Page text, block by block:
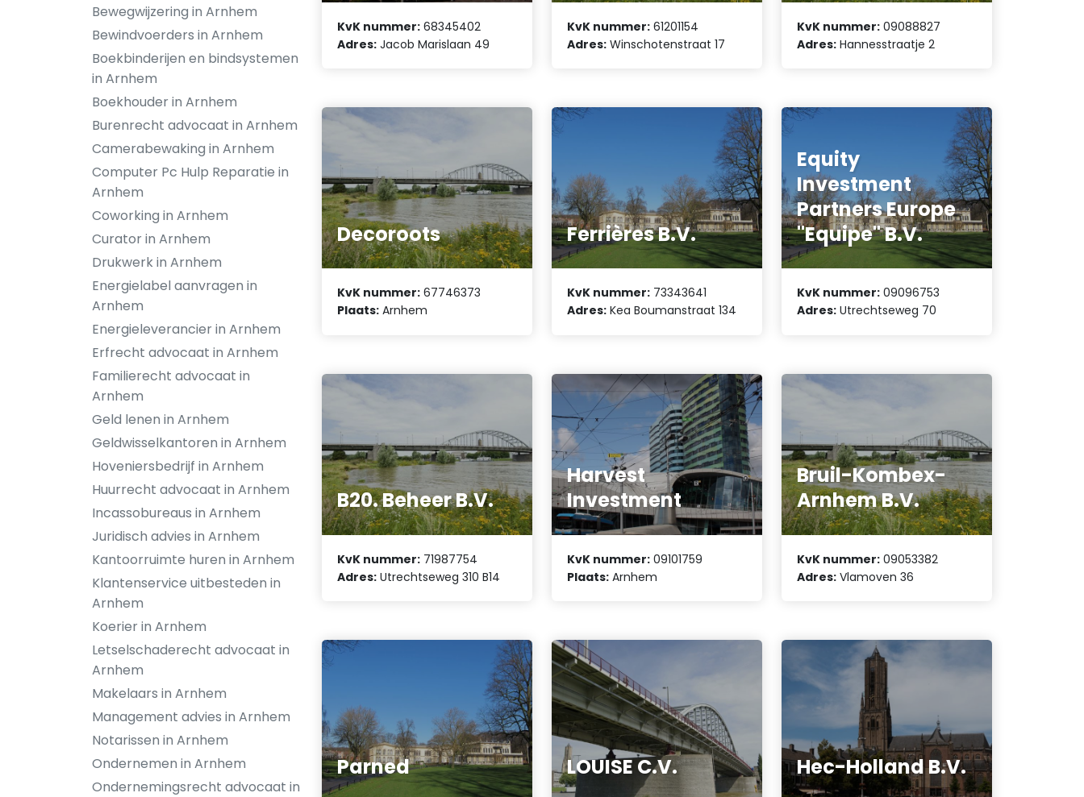
Bewegwijzering in Arnhem
Bewindvoerders in Arnhem
Boekbinderijen en bindsystemen
in Arnhem
Boekhouder in Arnhem
Burenrecht advocaat in Arnhem
Camerabewaking in Arnhem
Computer Pc Hulp Reparatie in
Arnhem
Coworking in Arnhem
Curator in Arnhem
Drukwerk in Arnhem
Energielabel aanvragen in
Arnhem
Energieleverancier in Arnhem
Erfrecht advocaat in Arnhem
Familierecht advocaat in
Arnhem
Geld lenen in Arnhem
Geldwisselkantoren in Arnhem
Hoveniersbedrijf in Arnhem
Huurrecht advocaat in Arnhem
Incassobureaus in Arnhem
Juridisch advies in Arnhem
Kantoorruimte huren in Arnhem
Klantenservice uitbesteden in
Arnhem
Koerier in Arnhem
Letselschaderecht advocaat in
Arnhem
Makelaars in Arnhem
Management advies in Arnhem
Notarissen in Arnhem
Ondernemen in Arnhem
Ondernemingsrecht advocaat in
KvK nummer: 68345402
Adres: Jacob Marislaan 49
KvK nummer: 61201154
Adres: Winschotenstraat 17
KvK nummer: 09088827
Adres: Hannesstraatje 2
Decoroots
KvK nummer: 67746373
Plaats: Arnhem
Ferrières B.V.
KvK nummer: 73343641
Adres: Kea Boumanstraat 134
Equity
Investment
Partners Europe
"Equipe" B.V.
KvK nummer: 09096753
Adres: Utrechtseweg 70
B20. Beheer B.V.
KvK nummer: 71987754
Adres: Utrechtseweg 310 B14
Harvest
Investment
KvK nummer: 09101759
Plaats: Arnhem
Bruil-Kombex-
Arnhem B.V.
KvK nummer: 09053382
Adres: Vlamoven 36
Parned LOUISE C.V. Hec-Holland B.V.